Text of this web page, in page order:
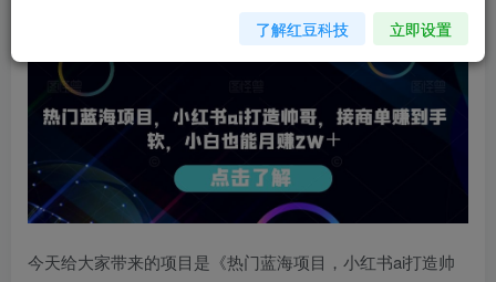
今天给大家带来的项目是《热门蓝海项目， 小红书ai打造帅
了解红豆科技 立即设置